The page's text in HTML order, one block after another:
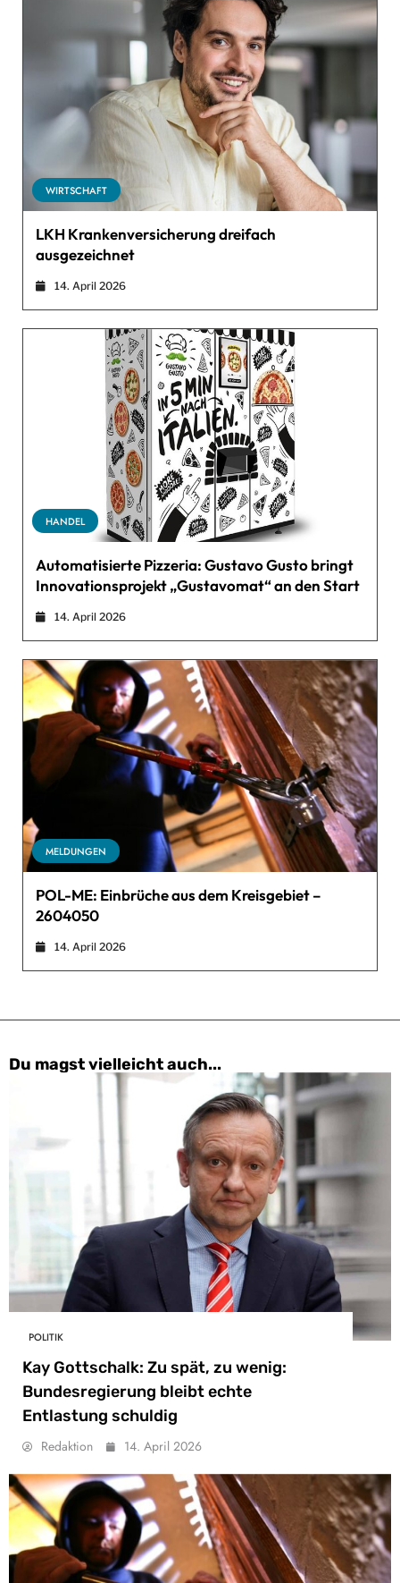
WIRTSCHAFT
LKH Krankenversicherung dreifach
ausgezeichnet
14. April 2026
HANDEL
Automatisierte Pizzeria: Gustavo Gusto bringt
Innovationsprojekt „Gustavomat“ an den Start
14. April 2026
MELDUNGEN
POL-ME: Einbrüche aus dem Kreisgebiet –
2604050
14. April 2026
Du magst vielleicht auch...
POLITIK
Kay Gottschalk: Zu spät, zu wenig:
Bundesregierung bleibt echte
Entlastung schuldig
Redaktion 14. April 2026